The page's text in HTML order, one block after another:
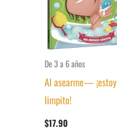
De 3 a 6 años
Al asearme— ¡estoy
limpito!
$17.90